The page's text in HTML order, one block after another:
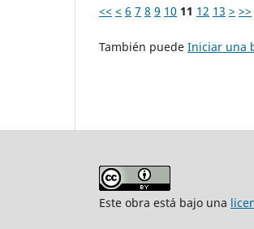
<< < 6 7 8 9 10 11 12 13 > >>
También puede Iniciar una
Este obra está bajo una